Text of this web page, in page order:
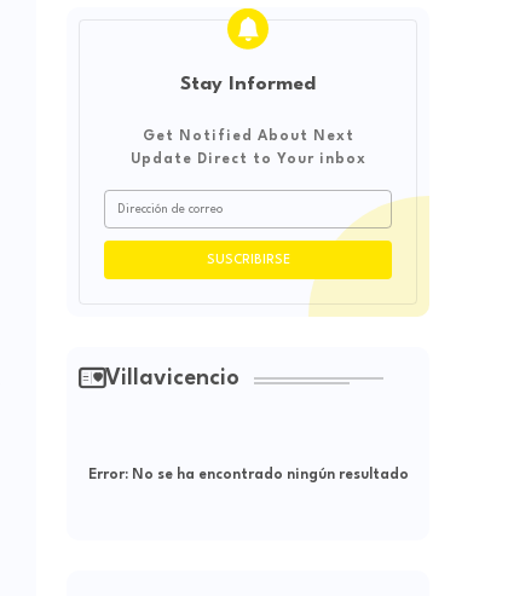
influencia
internacional
Stay Informed
Get Notified About Next
Update Direct to Your inbox
Villavicencio
Error:No se ha encontrado ningún resultado